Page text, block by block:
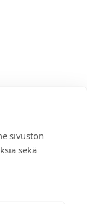
sivuston
sekä